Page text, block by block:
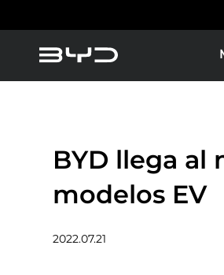
BYD llega al
modelos EV
2022.07.21